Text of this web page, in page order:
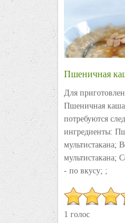
Пшеничная
Для
Пшеничная каша
потребуются
ингредиенты:
мультистакана;
мультистакана;
- по вкусу; ;
1 голос